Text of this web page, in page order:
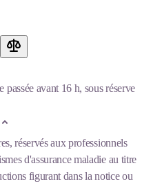
avant 16 h, sous réserve
réservés aux professionnels
d'assurance maladie au titre
figurant dans la notice ou